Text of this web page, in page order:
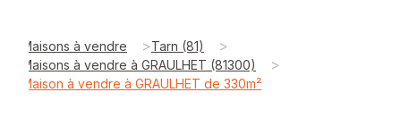
Maisons à vendre >Tarn (81) >
Maisons à vendre à GRAULHET (81300) >
Maison à vendre à GRAULHET de 330m²